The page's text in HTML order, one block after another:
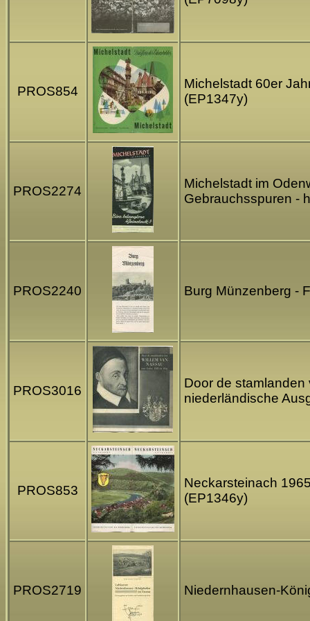
PROS854
Michelstadt 60er
(EP1347y)
PROS2274
Michelstadt im
Gebrauchsspuren -
PROS2240 Burg Münzenberg -
PROS3016
Door de
niederländische
PROS853
Neckarsteinach
(EP1346y)
PROS2719 Niedernhausen-